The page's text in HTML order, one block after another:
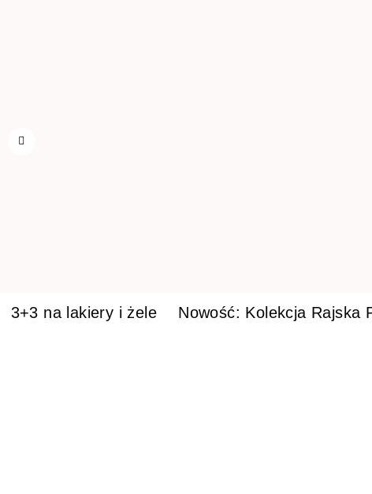
3+3 na lakiery i żele Nowość: Kolekcja Rajska